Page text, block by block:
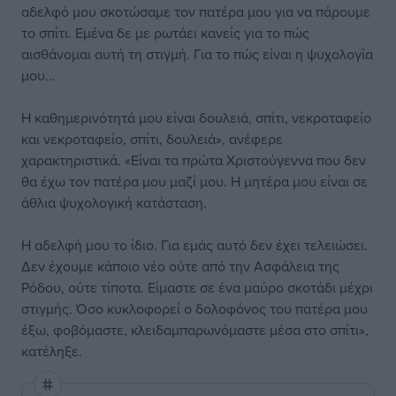
αδελφό μου σκοτώσαμε τον πατέρα μου για να πάρουμε
το σπίτι. Εμένα δε με ρωτάει κανείς για το πώς
αισθάνομαι αυτή τη στιγμή. Για το πώς είναι η ψυχολογία
μου…
Η καθημερινότητά μου είναι δουλειά, σπίτι, νεκροταφείο
και νεκροταφείο, σπίτι, δουλειά», ανέφερε
χαρακτηριστικά. «Είναι τα πρώτα Χριστούγεννα που δεν
θα έχω τον πατέρα μου μαζί μου. Η μητέρα μου είναι σε
άθλια ψυχολογική κατάσταση.
Η αδελφή μου το ίδιο. Για εμάς αυτό δεν έχει τελειώσει.
Δεν έχουμε κάποιο νέο ούτε από την Ασφάλεια της
Ρόδου, ούτε τίποτα. Είμαστε σε ένα μαύρο σκοτάδι μέχρι
στιγμής. Όσο κυκλοφορεί ο δολοφόνος του πατέρα μου
έξω, φοβόμαστε, κλειδαμπαρωνόμαστε μέσα στο σπίτι»,
κατέληξε.